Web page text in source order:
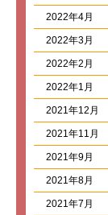
2022年4月
2022年3月
2022年2月
2022年1月
2021年12月
2021年11月
2021年9月
2021年8月
2021年7月